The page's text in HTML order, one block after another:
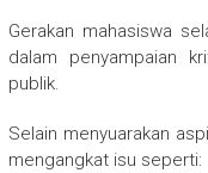
Gerakan mahasiswa
dalam penyampaian
publik.
Selain menyuarakan
mengangkat isu seperti: